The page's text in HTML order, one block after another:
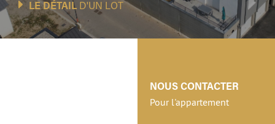
LE DÉTAIL D'UN LOT
NOUS CONTACTER
Pour l'appartement